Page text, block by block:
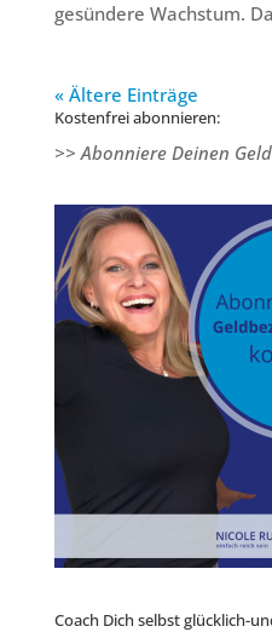
gesündere Wachstum.
« Ältere Einträge
Kostenfrei abonnieren:
>> Abonniere Deinen
Coach Dich selbst glücklich-